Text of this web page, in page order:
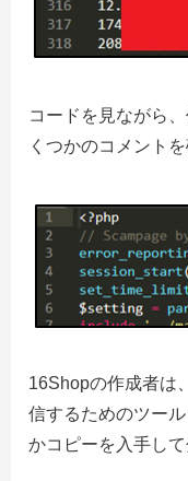
コードを見ながら
くつかのコメント
16Shopの作成者は
信するためのツー
かコピーを入手して